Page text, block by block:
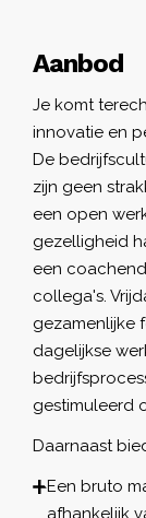
Aanbod
Je komt
innovatie en
De
zijn geen
een open
gezelligheid
een
collega's.
gezamenlijke
dagelijkse
gestimuleerd
Daarnaast
Een bruto
afhankelijk